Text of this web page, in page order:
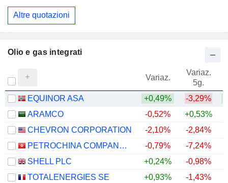
Altre quotazioni
Olio e gas integrati
Variaz.
Variaz.
5g.
EQUINOR ASA +0,49% -3,29%
ARAMCO
-0,52% +0,53%
CHEVRON CORPORATION
-2,10% -2,84%
PETROCHINA COMPANY LIMITED
-0,79% -7,24%
SHELL PLC
+0,24% -0,98%
TOTALENERGIES SE
+0,93% -1,43%